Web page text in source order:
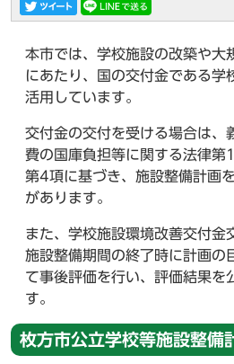
本市では、学校施設の改築や大
にあたり、国の交付金である学
活用しています。
交付金の交付を受ける場合は、
費の国庫負担等に関する法律
第4項に基づき、施設整備計画
があります。
また、学校施設環境改善交付金
施設整備期間の終了時に計画の
て事後評価を行い、評価結果を
す。
枚方市公立学校等施設整備